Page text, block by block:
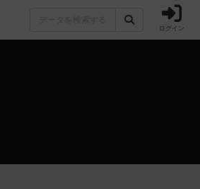
ログイン